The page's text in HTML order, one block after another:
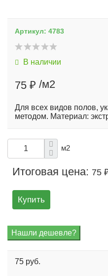
Артикул: 4783
В наличии
75 ₽ /м2
Для всех видов полов,
методом. Материал:
м2
Итоговая цена: 75
Купить
75 руб.